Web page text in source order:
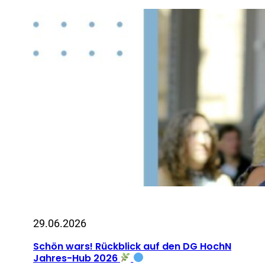
29.06.2026
Schön wars! Rückblick auf den DG HochN
Jahres-Hub 2026